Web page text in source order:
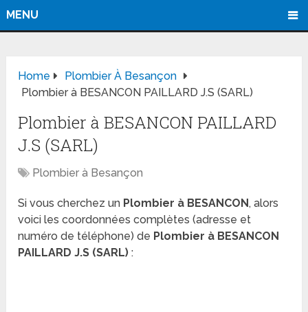
MENU
Home
Plombier À Besançon
Plombier à BESANCON PAILLARD J.S (SARL)
Plombier à BESANCON PAILLARD
J.S (SARL)
Plombier à Besançon
Si vous cherchez un Plombier à BESANCON, alors
voici les coordonnées complètes (adresse et
numéro de téléphone) de Plombier à BESANCON
PAILLARD J.S (SARL):